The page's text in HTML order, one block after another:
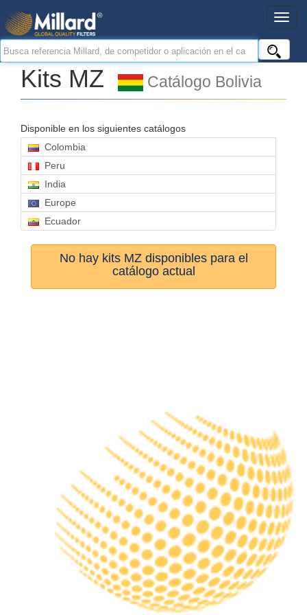
Kits MZ Catálogo Bolivia
Disponible en los siguientes catálogos
Colombia
Peru
India
Europe
Ecuador
No hay kits MZ disponibles para el
catálogo actual